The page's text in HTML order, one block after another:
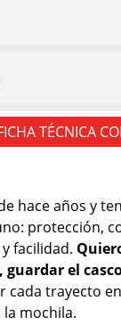
TÉCNICA
hace años y
protección,
facilidad.
el
cada trayecto
mochila.